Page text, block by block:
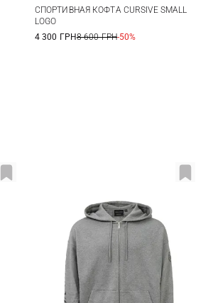
M L XL
СПОРТИВНАЯ КОФТА CURSIVE SMALL
LOGO
4 300 ГРН8 600 ГРН-50%